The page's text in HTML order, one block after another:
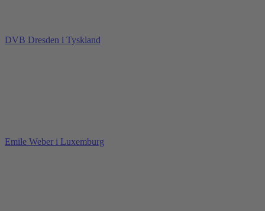
DVB Dresden i Tyskland
Emile Weber i Luxemburg